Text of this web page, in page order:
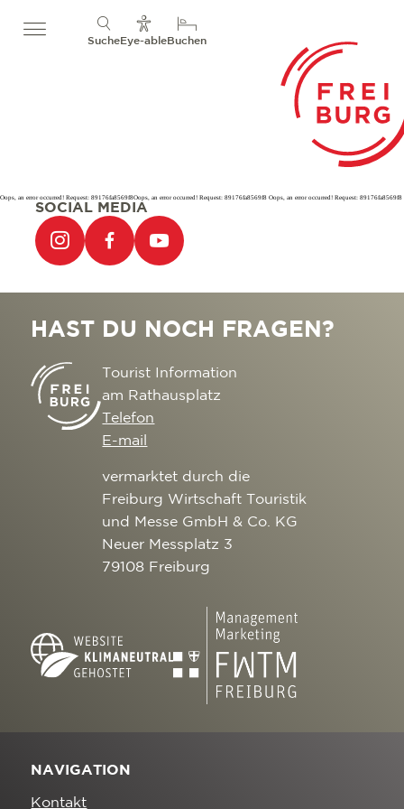
SucheEye-ableBuchen
Oops, an error occurred! Request: 89176fa8569f8Oops, an error occurred! Request: 89176fa8569f8 Oops, an error occurred! Request: 89176fa8569f8
SOCIAL MEDIA
HAST DU NOCH FRAGEN?
Tourist Information
am Rathausplatz
Telefon
E-mail
vermarktet durch die
Freiburg Wirtschaft Touristik
und Messe GmbH & Co. KG
Neuer Messplatz 3
79108 Freiburg
NAVIGATION
Kontakt